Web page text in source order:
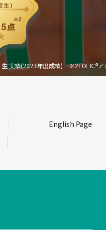
実績(2023年度成績) ※2TOEIC®ア
English Page